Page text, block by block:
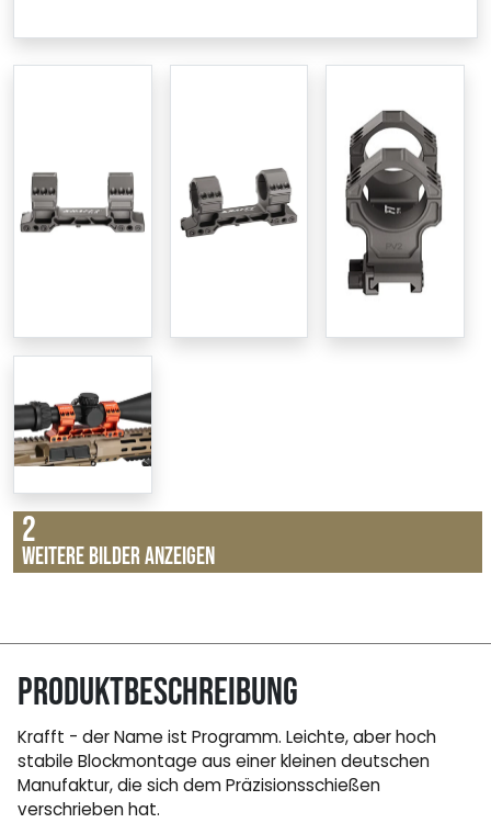
2
Weitere Bilder anzeigen
Produktbeschreibung
Krafft - der Name ist Programm. Leichte, aber hoch
stabile Blockmontage aus einer kleinen deutschen
Manufaktur, die sich dem Präzisionsschießen
verschrieben hat.